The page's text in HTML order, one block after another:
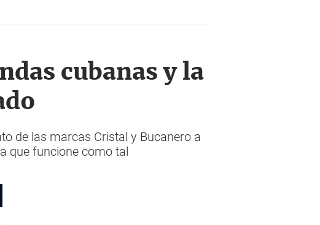
cubanas y la
de las marcas Cristal y Bucanero a
que funcione como tal